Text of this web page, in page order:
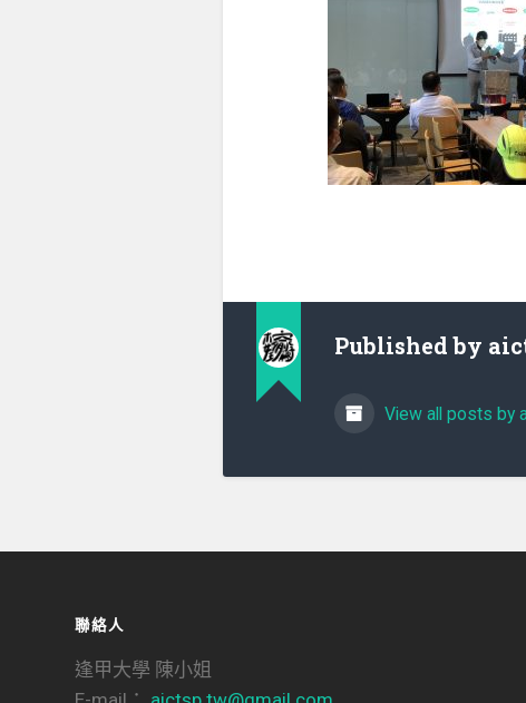
Published by
View all posts by
聯絡人
逢甲大學 陳小姐